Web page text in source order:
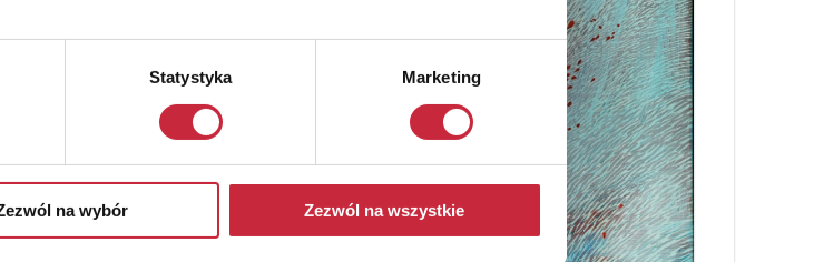
Statystyka Marketing
na wybór Zezwól na wszystkie